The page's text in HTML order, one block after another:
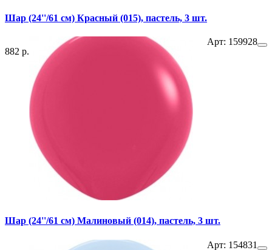
Шар (24''/61 см) Красный (015), пастель, 3 шт.
882 р.
Арт: 159928
Шар (24''/61 см) Малиновый (014), пастель, 3 шт.
Арт: 154831